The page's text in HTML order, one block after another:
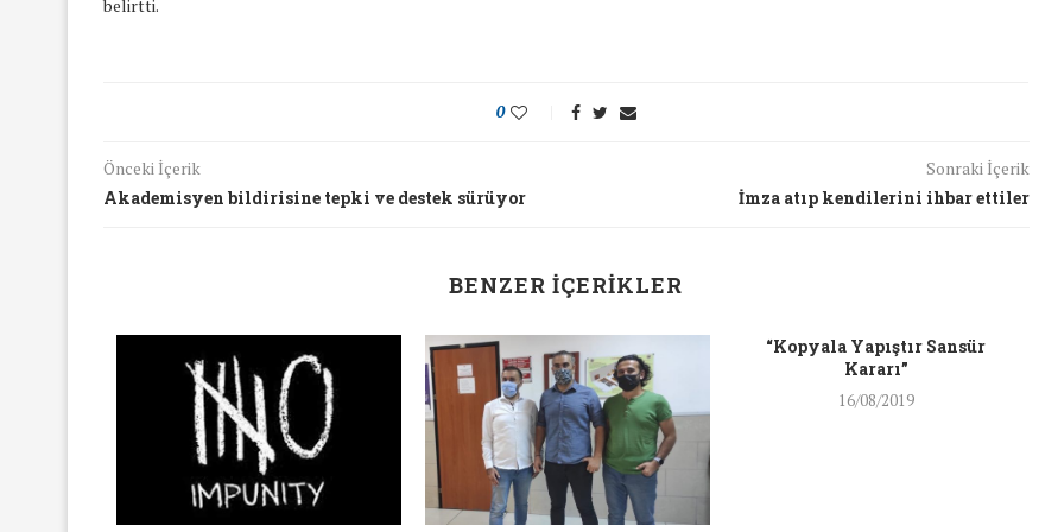
belirtti.
0
Önceki İçerik
Akademisyen bildirisine tepki ve destek sürüyor
Sonraki İçerik
İmza atıp kendilerini ihbar ettiler
BENZER İÇERIKLER
“Kopyala Yapıştır Sansür
Kararı”
16/08/2019